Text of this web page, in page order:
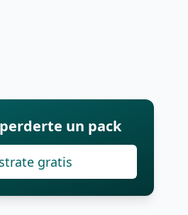
un pack
gratis